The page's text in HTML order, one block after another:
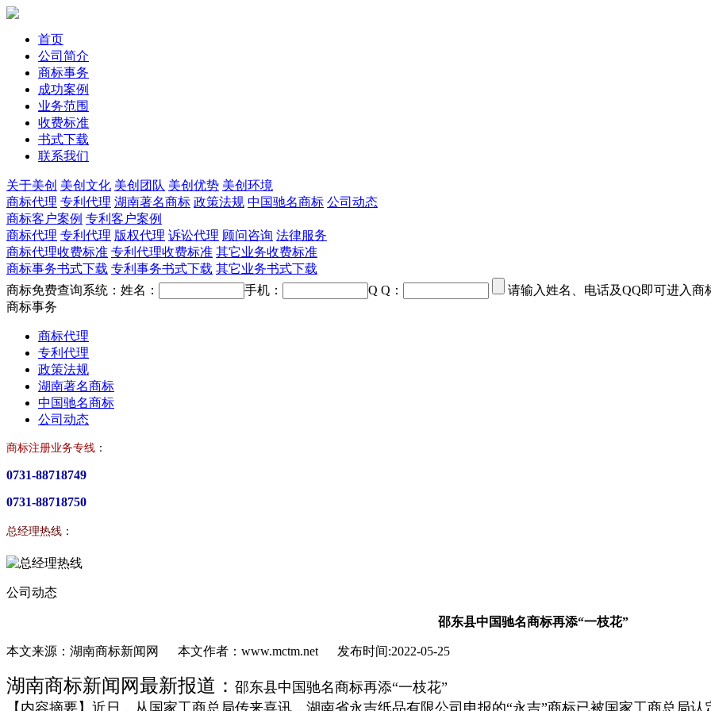
首页
公司简介
商标事务
成功案例
业务范围
收费标准
书式下载
联系我们
关于美创 美创文化 美创团队 美创优势 美创环境
商标代理 专利代理 湖南著名商标 政策法规 中国驰名商标 公司动态
商标客户案例 专利客户案例
商标代理 专利代理 版权代理 诉讼代理 顾问咨询 法律服务
商标代理收费标准 专利代理收费标准 其它业务收费标准
商标事务书式下载 专利事务书式下载 其它业务书式下载
商标免费查询系统： 姓名： 手机： Q Q：
请输入姓名、电话及QQ即可进入商
商标事务
商标代理
专利代理
政策法规
湖南著名商标
中国驰名商标
公司动态
商标注册业务专线 ：
0731-88718749
0731-88718750
总经理热线 ：
公司动态
邵东县中国驰名商标再添“一枝花”
本文来源：湖南商标新闻网 本文作者：www.mctm.net 发布时间:2022-05-25
湖南商标新闻网最新报道： 邵东县中国驰名商标再添“一枝花”
【内容摘要】近日，从国家工商总局传来喜讯，湖南省永吉纸品有限公司申报的“永吉”商标已被国家工商总局